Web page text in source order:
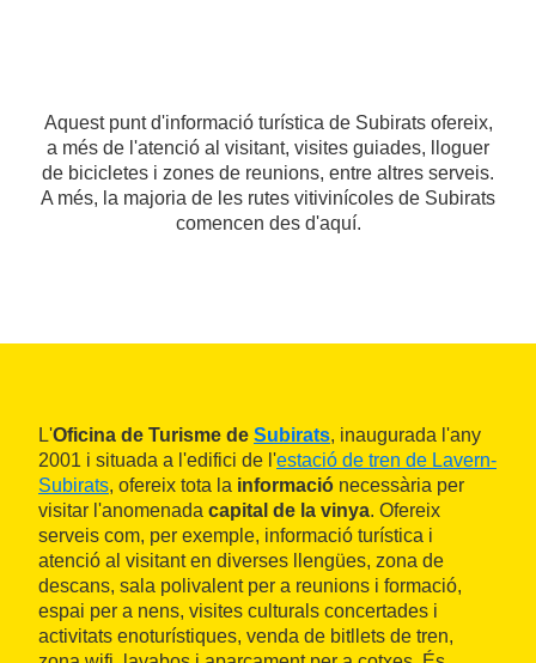
Aquest punt d'informació turística de Subirats ofereix,
a més de l'atenció al visitant, visites guiades, lloguer
de bicicletes i zones de reunions, entre altres serveis.
A més, la majoria de les rutes vitivinícoles de Subirats
comencen des d'aquí.
L'Oficina de Turisme de Subirats, inaugurada l'any
2001 i situada a l'edifici de l'estació de tren de Lavern-
Subirats, ofereix tota la informació necessària per
visitar l'anomenada capital de la vinya. Ofereix
serveis com, per exemple, informació turística i
atenció al visitant en diverses llengües, zona de
descans, sala polivalent per a reunions i formació,
espai per a nens, visites culturals concertades i
activitats enoturístiques, venda de bitllets de tren,